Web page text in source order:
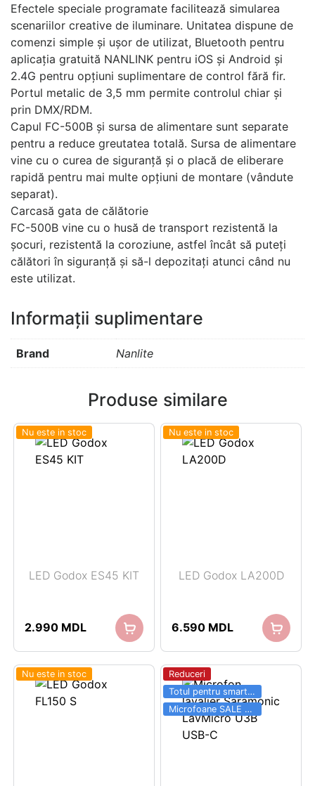
Efectele speciale programate facilitează simularea
scenariilor creative de iluminare. Unitatea dispune de
comenzi simple și ușor de utilizat, Bluetooth pentru
aplicația gratuită NANLINK pentru iOS și Android și
2.4G pentru opțiuni suplimentare de control fără fir.
Portul metalic de 3,5 mm permite controlul chiar și
prin DMX/RDM.
Capul FC-500B și sursa de alimentare sunt separate
pentru a reduce greutatea totală. Sursa de alimentare
vine cu o curea de siguranță și o placă de eliberare
rapidă pentru mai multe opțiuni de montare (vândute
separat).
Carcasă gata de călătorie
FC-500B vine cu o husă de transport rezistentă la
șocuri, rezistentă la coroziune, astfel încât să puteți
călători în siguranță și să-l depozitați atunci când nu
este utilizat.
Informații suplimentare
Brand Nanlite
Produse similare
Nu este in stoc
LED Godox ES45 KIT
2.990 MDL
Nu este in stoc
LED Godox LA200D
6.590 MDL
Nu este in stoc
Reduceri
Totul pentru smartphone SALE 03.06 - 31.08
Microfoane SALE 03.06 - 31.08